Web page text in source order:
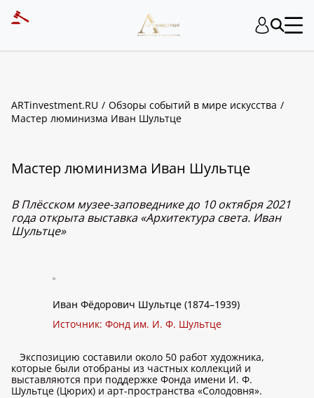
ARTinvestment.RU
Обзоры событий в мире искусства
Мастер люминизма Иван Шультце
Мастер люминизма Иван Шультце
В Плёсском музее-заповеднике до 10 октября 2021
года открыта выставка «Архитектура света. Иван
Шультце»
Иван Фёдорович Шультце (1874–1939)
Источник: Фонд им. И. Ф. Шультце
Экспозицию составили около 50 работ художника,
которые были отобраны из частных коллекций и
выставляются при поддержке Фонда имени И. Ф.
Шультце (Цюрих) и арт-пространства «Солодовня».